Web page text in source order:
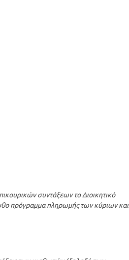
συντάξεων το Διοικητικό
πρόγραμμα πληρωμής των κύριων και